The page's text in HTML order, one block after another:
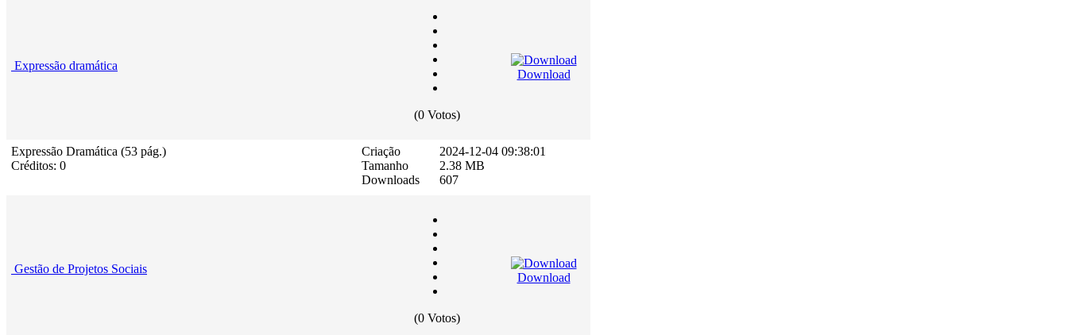
Expressão dramática
(0 Votos)
Download
Expressão Dramática (53 pág.)
Créditos: 0
Criação
Tamanho
Downloads
2024-12-04 09:38:01
2.38 MB
607
Gestão de Projetos Sociais
(0 Votos)
Download